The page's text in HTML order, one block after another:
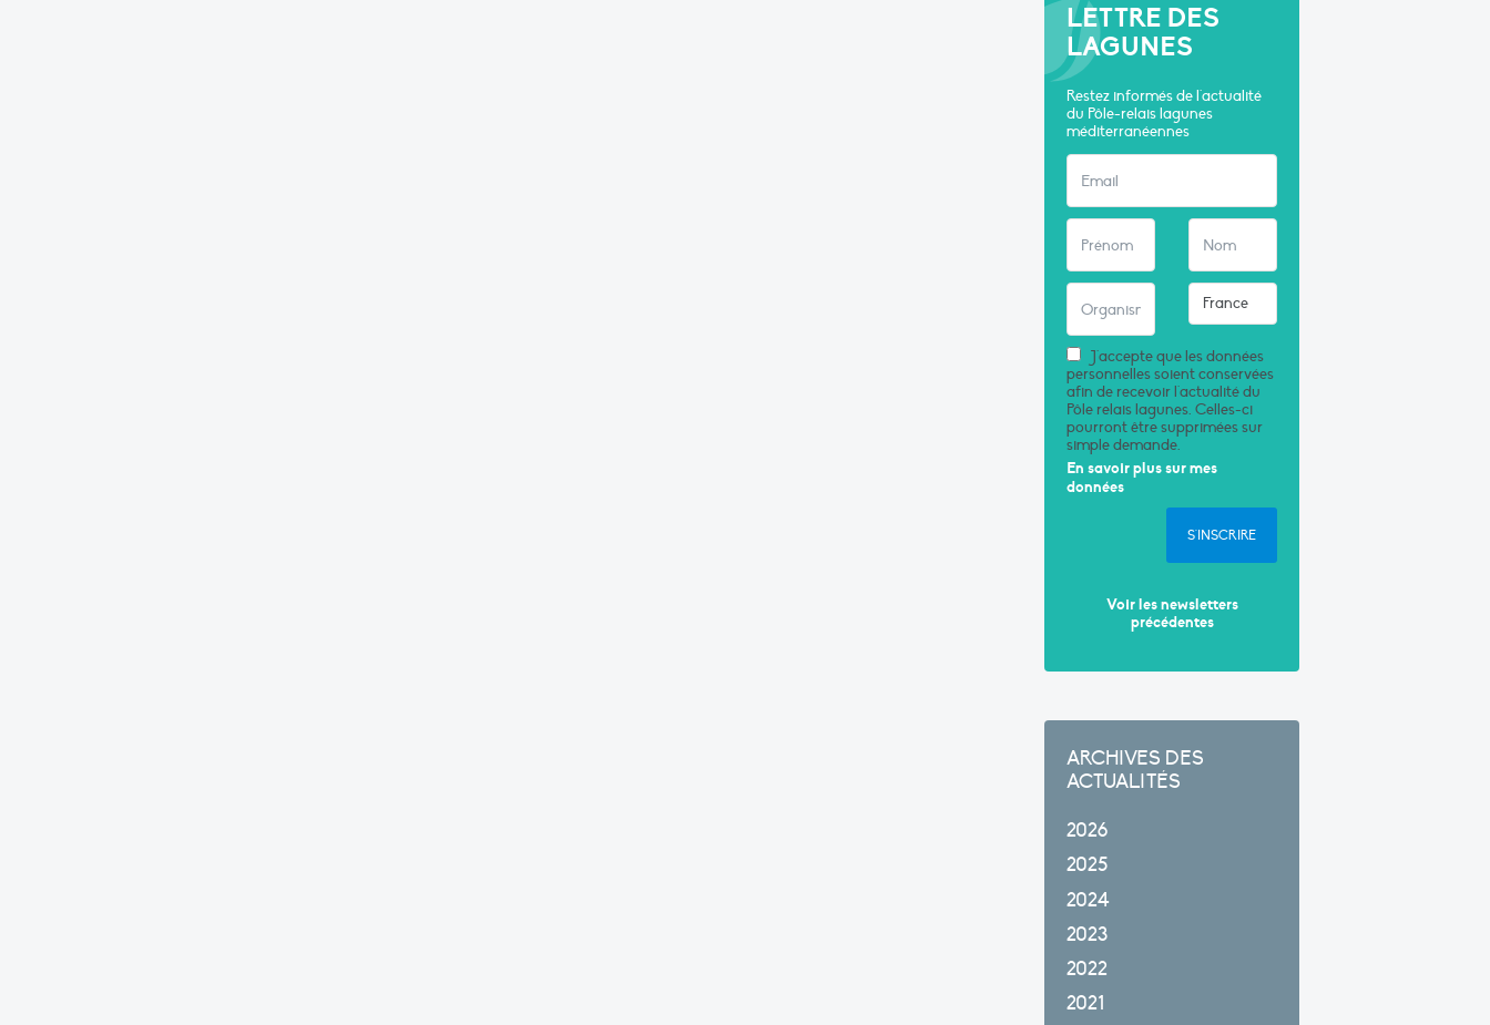
LETTRE DES
LAGUNES
Restez informés de l'actualité
du Pôle-relais lagunes
méditerranéennes
J'accepte que les données
personnelles soient conservées
afin de recevoir l'actualité du
Pôle relais lagunes. Celles-ci
pourront être supprimées sur
simple demande.
En savoir plus sur mes
données
S'INSCRIRE
Voir les newsletters
précédentes
ARCHIVES DES
ACTUALITÉS
2026
2025
2024
2023
2022
2021